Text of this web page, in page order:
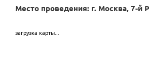
Место проведения: г. Москва, 7-й
загрузка карты...